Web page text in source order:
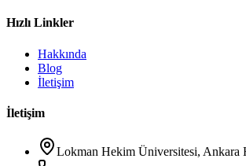
Hızlı Linkler
Hakkında
Blog
İletişim
İletişim
Lokman Hekim Üniversitesi, Ankara